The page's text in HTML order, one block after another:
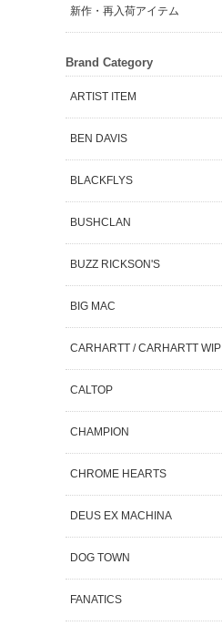
新作・再入荷アイテム
Brand Category
ARTIST ITEM
BEN DAVIS
BLACKFLYS
BUSHCLAN
BUZZ RICKSON'S
BIG MAC
CARHARTT / CARHARTT WIP
CALTOP
CHAMPION
CHROME HEARTS
DEUS EX MACHINA
DOG TOWN
FANATICS